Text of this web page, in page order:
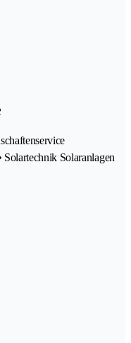
Solartechnik Solaranlagen